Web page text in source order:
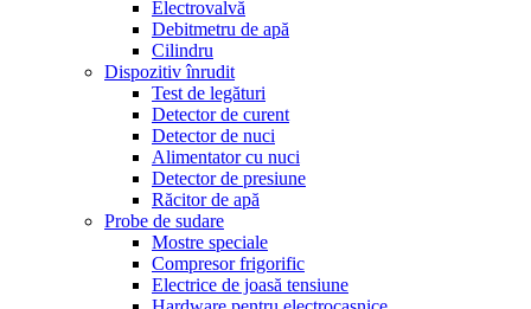
Electrovalvă
Debitmetru de apă
Cilindru
Dispozitiv înrudit
Test de legături
Detector de curent
Detector de nuci
Alimentator cu nuci
Detector de presiune
Răcitor de apă
Probe de sudare
Mostre speciale
Compresor frigorific
Electrice de joasă tensiune